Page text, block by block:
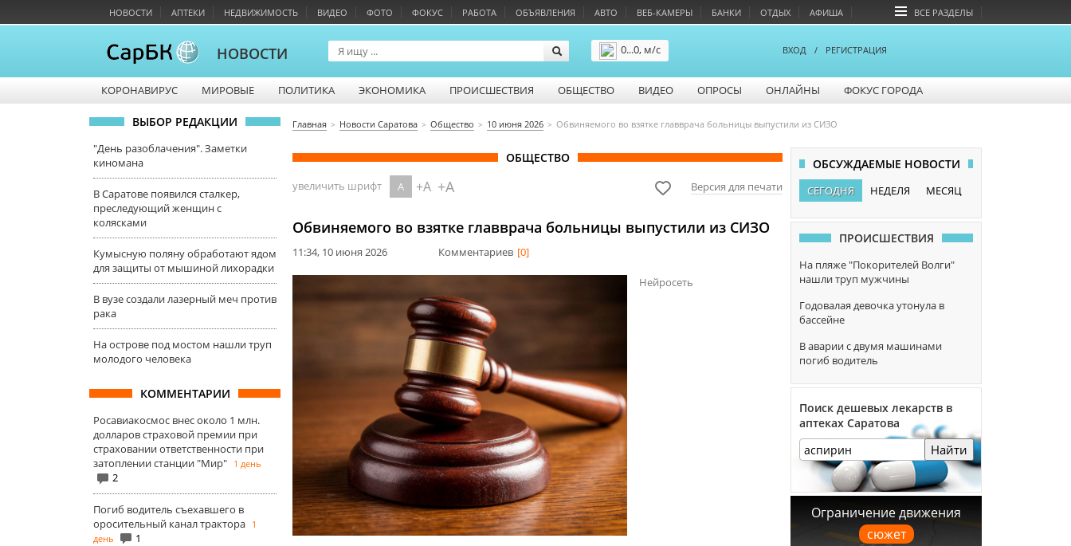
НОВОСТИ АПТЕКИ НЕДВИЖИМОСТЬ ВИДЕО ФОТО ФОКУС РАБОТА ОБЪЯВЛЕНИЯ АВТО ВЕБ-КАМЕРЫ БАНКИ ОТДЫХ АФИША ВСЕ РАЗДЕЛЫ
НОВОСТИ
0...0, м/с
ВХОД / РЕГИСТРАЦИЯ
КОРОНАВИРУС МИРОВЫЕ ПОЛИТИКА ЭКОНОМИКА ПРОИСШЕСТВИЯ ОБЩЕСТВО ВИДЕО ОПРОСЫ ОНЛАЙНЫ ФОКУС ГОРОДА
ВЫБОР РЕДАКЦИИ
"День разоблачения". Заметки
киномана
В Саратове появился сталкер,
преследующий женщин с
колясками
Кумысную поляну обработают ядом
для защиты от мышиной лихорадки
В вузе создали лазерный меч против
рака
На острове под мостом нашли труп
молодого человека
КОММЕНТАРИИ
Росавиакосмос внес около 1 млн.
долларов страховой премии при
страховании ответственности при
затоплении станции "Мир" 1 день
2
Погиб водитель съехавшего в
оросительный канал трактора 1
день
1
Главная Новости Саратова Общество 10 июня 2026 Обвиняемого во взятке главврача больницы выпустили из СИЗО
ОБЩЕСТВО
увеличить шрифт A +A +A Версия для печати
Обвиняемого во взятке главврача больницы выпустили из СИЗО
11:34, 10 июня 2026 Комментариев [0]
Нейросеть
ОБСУЖДАЕМЫЕ НОВОСТИ
СЕГОДНЯ НЕДЕЛЯ МЕСЯЦ
ПРОИСШЕСТВИЯ
На пляже "Покорителей Волги"
нашли труп мужчины
Годовалая девочка утонула в
бассейне
В аварии с двумя машинами
погиб водитель
Поиск дешевых лекарств в
аптеках Саратова
Найти
Ограничение движения
сюжет